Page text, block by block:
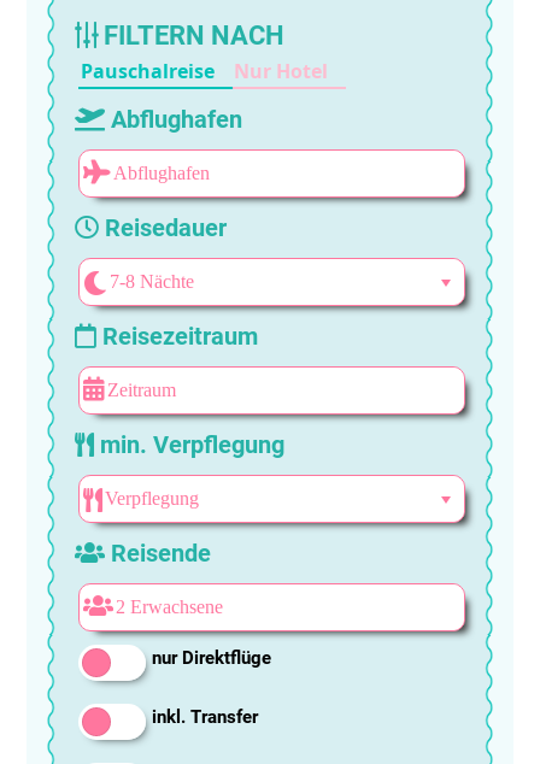
FILTERN NACH
Pauschalreise Nur Hotel
Abflughafen
Reisedauer
Reisezeitraum
min. Verpflegung
Reisende
nur Direktflüge
inkl. Transfer